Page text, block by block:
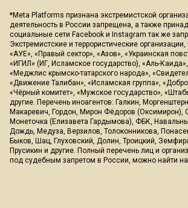
*Meta Platforms признана экстремистской
деятельность в России запрещена, а также
социальные сети Facebook и Instagram так же
Экстремистские и террористические
«АУЕ», «Правый сектор», «Азов», «Украинская
«ИГИЛ» (ИГ, Исламское государство), «Аль-
«Меджлис крымско-татарского народа»,
«Движение Талибан», «Исламская группа»,
«Чёрный комитет», «Мужское государство»,
другие. Перечень иноагентов: Галкин,
Макаревич, Гордон, Мирон Фёдоров (Оксимирон),
Монеточка (Елизавета Гардымова), ФБК,
Дождь, Медуза, Верзилов, Толоконникова,
Быков, Шац, Глуховский, Долин, Троицкий,
Прусикин и другие. Полный перечень лиц и
под судебным запретом в России, можно найти